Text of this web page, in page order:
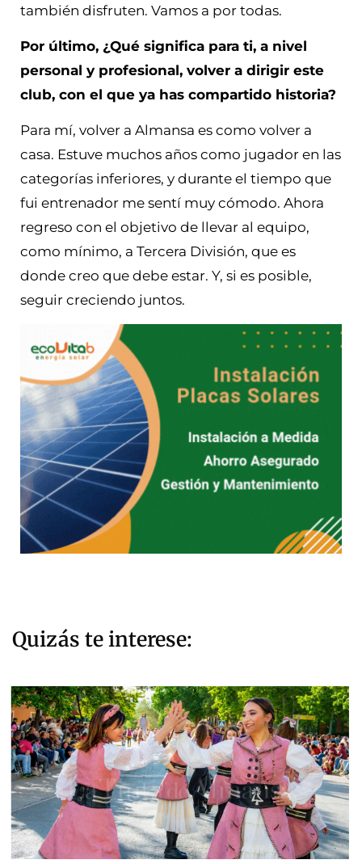
también disfruten. Vamos a por todas.
Por último, ¿Qué significa para ti, a nivel
personal y profesional, volver a dirigir este
club, con el que ya has compartido historia?
Para mí, volver a Almansa es como volver a
casa. Estuve muchos años como jugador en las
categorías inferiores, y durante el tiempo que
fui entrenador me sentí muy cómodo. Ahora
regreso con el objetivo de llevar al equipo,
como mínimo, a Tercera División, que es
donde creo que debe estar. Y, si es posible,
seguir creciendo juntos.
Quizás te interese: